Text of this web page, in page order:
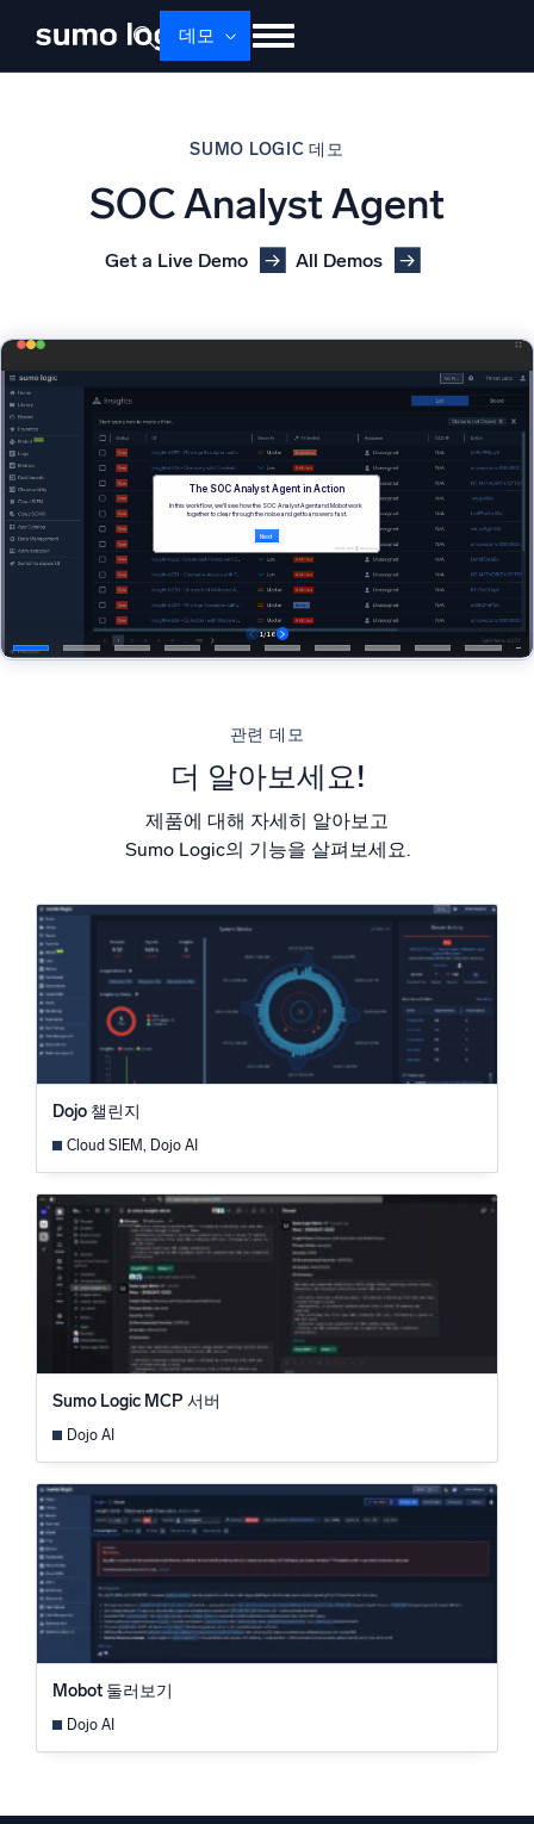
데모
로그인 Free trial
Dojo AI 새로움
멀티에이전트 AI 플랫폼
AI/ML 기반
독자 알고리즘, 머신러닝 및 생성형 AI
지능형 보안 운영
SIEM
위협을 더 빠르게 발견하고 더 똑똑하게 대응
강력한 로그 가시성으로 클라우드 보안 강화
모니터링 및 문제 해결
강력한 통합
신뢰할 수 있고 인증된
SUMO LOGIC 데모
SOC Analyst Agent
Get a Live Demo All Demos
관련 데모
더 알아보세요!
제품에 대해 자세히 알아보고
Sumo Logic의 기능을 살펴보세요.
Dojo 챌린지
Cloud SIEM, Dojo AI
Sumo Logic MCP 서버
Dojo AI
Mobot 둘러보기
Dojo AI